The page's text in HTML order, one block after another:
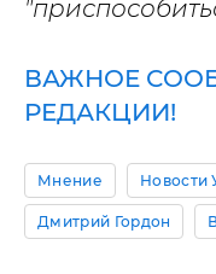
ВАЖНОЕ
РЕДАКЦИИ!
Мнение Новости
Дмитрий Гордон